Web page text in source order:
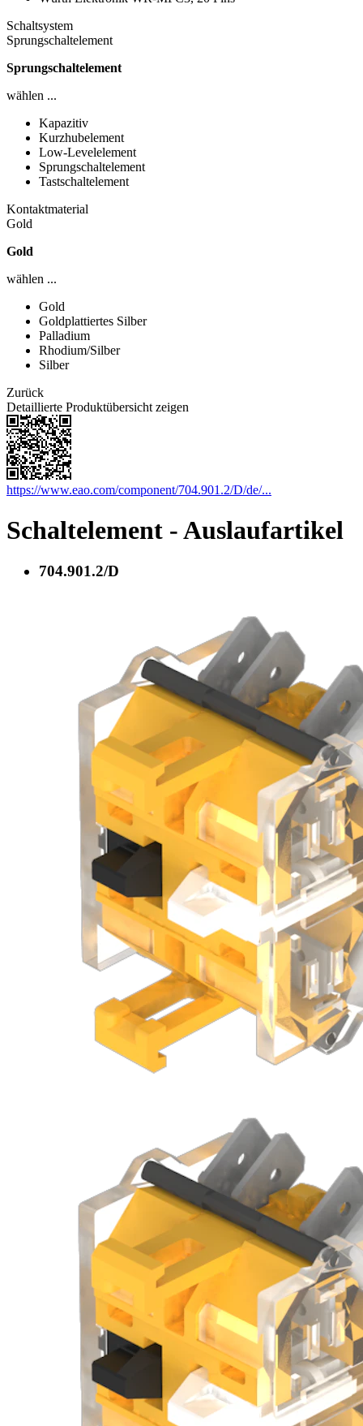
Schaltsystem
Sprungschaltelement
Sprungschaltelement
wählen ...
Kapazitiv
Kurzhubelement
Low-Levelelement
Sprungschaltelement
Tastschaltelement
Kontaktmaterial
Gold
Gold
wählen ...
Gold
Goldplattiertes Silber
Palladium
Rhodium/Silber
Silber
Zurück
Detaillierte Produktübersicht zeigen
https://www.eao.com/component/704.901.2/D/de/...
Schaltelement - Auslaufartikel
704.901.2/D